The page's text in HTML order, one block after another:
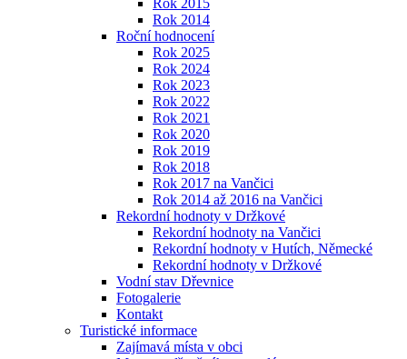
Rok 2015
Rok 2014
Roční hodnocení
Rok 2025
Rok 2024
Rok 2023
Rok 2022
Rok 2021
Rok 2020
Rok 2019
Rok 2018
Rok 2017 na Vančici
Rok 2014 až 2016 na Vančici
Rekordní hodnoty v Držkové
Rekordní hodnoty na Vančici
Rekordní hodnoty v Hutích, Německé
Rekordní hodnoty v Držkové
Vodní stav Dřevnice
Fotogalerie
Kontakt
Turistické informace
Zajímavá místa v obci